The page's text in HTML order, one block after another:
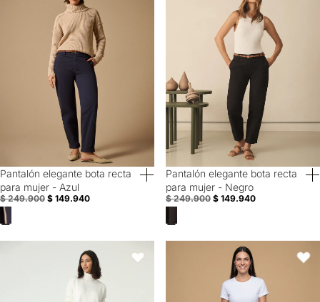
40% Off
Pantalón elegante bota recta
para mujer - Azul
$ 249.900 $ 149.940
40% Off
Pantalón elegante bota recta
para mujer - Negro
$ 249.900 $ 149.940
Pantalón Weekend pierna recta con ruedo doblado - Negro
Favoritos
Pantalón recto marrón mujer -